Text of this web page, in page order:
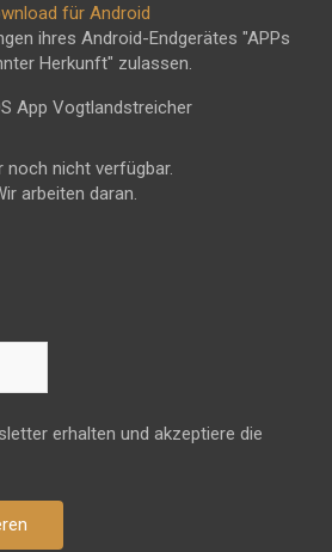
für Android
ihres Android-Endgerätes "APPs
Herkunft" zulassen.
noch nicht verfügbar.
arbeiten daran.
erhalten und akzeptiere die